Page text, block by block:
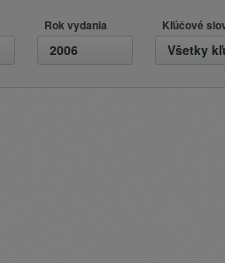
Rok vydania
2006
Kľúčové